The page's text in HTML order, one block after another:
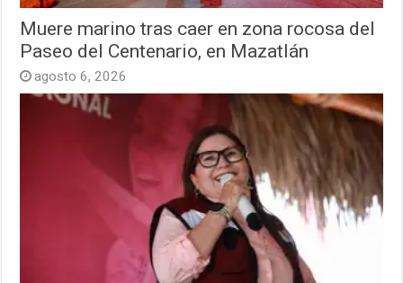
Muere marino tras caer en zona rocosa del
Paseo del Centenario, en Mazatlán
agosto 6, 2026